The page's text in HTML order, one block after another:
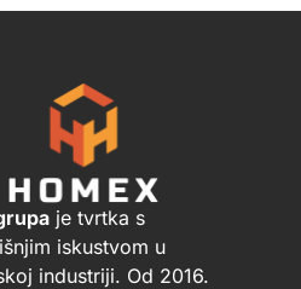
je tvrtka s
iskustvom u
industriji. Od 2016.